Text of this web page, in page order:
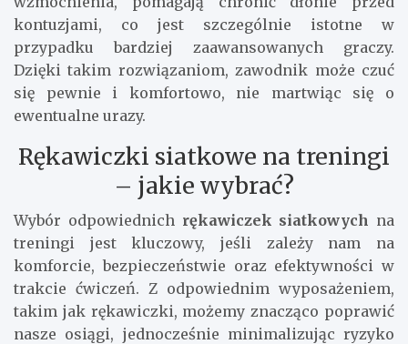
kontuzjami, co jest szczególnie istotne w
przypadku bardziej zaawansowanych graczy.
Dzięki takim rozwiązaniom, zawodnik może czuć
się pewnie i komfortowo, nie martwiąc się o
ewentualne urazy.
Rękawiczki siatkowe na treningi
– jakie wybrać?
Wybór odpowiednich rękawiczek siatkowych na
treningi jest kluczowy, jeśli zależy nam na
komforcie, bezpieczeństwie oraz efektywności w
trakcie ćwiczeń. Z odpowiednim wyposażeniem,
takim jak rękawiczki, możemy znacząco poprawić
nasze osiągi, jednocześnie minimalizując ryzyko